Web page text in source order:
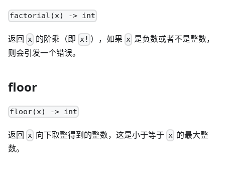
factorial(x) -> int
返回 x 的阶乘（即 x! ），如果 x 是负数或者不是整数，
则会引发一个错误。
floor
floor(x) -> int
返回 x 向下取整得到的整数，这是小于等于 x的最大整
数。